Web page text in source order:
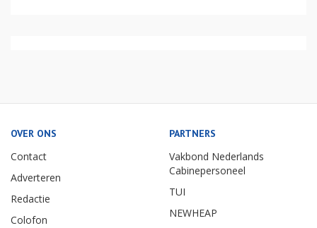
OVER ONS
Contact
Adverteren
Redactie
Colofon
PARTNERS
Vakbond Nederlands
Cabinepersoneel
TUI
NEWHEAP